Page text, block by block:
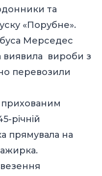
та
«Порубне».
Мерседес
виявила вироби з
перевозили
прихованим
річній
прямувала на